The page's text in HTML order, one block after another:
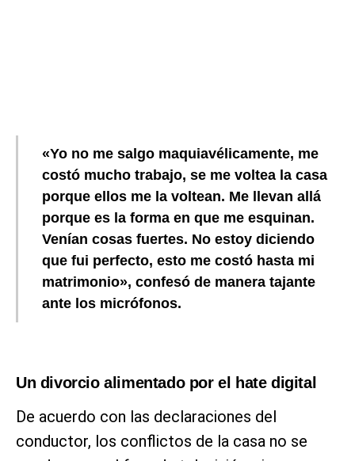
«Yo no me salgo maquiavélicamente, me
costó mucho trabajo, se me voltea la casa
porque ellos me la voltean. Me llevan allá
porque es la forma en que me esquinan.
Venían cosas fuertes. No estoy diciendo
que fui perfecto, esto me costó hasta mi
matrimonio», confesó de manera tajante
ante los micrófonos.
Un divorcio alimentado por el hate digital
De acuerdo con las declaraciones del
conductor, los conflictos de la casa no se